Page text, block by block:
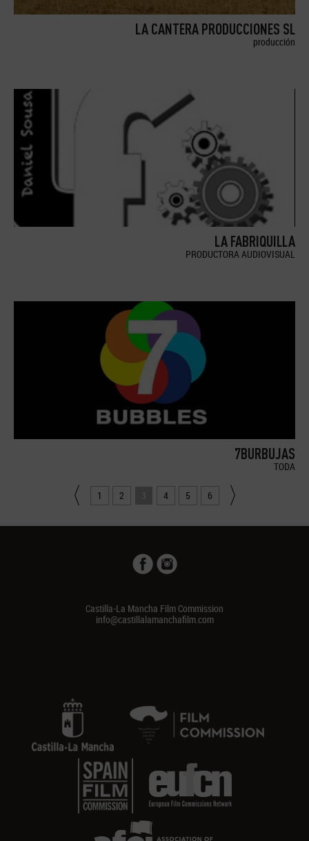
LA CANTERA PRODUCCIONES SL
producción
LA FABRIQUILLA
PRODUCTORA AUDIOVISUAL
7BURBUJAS
TODA
1 2 3 4 5 6
Castilla-La Mancha Film Commission
info@castillalamanchafilm.com